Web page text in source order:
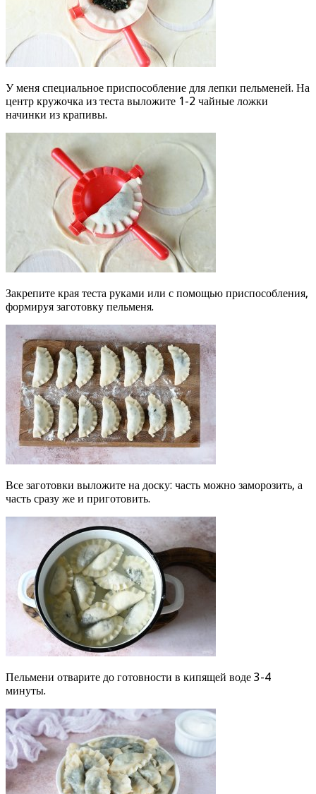
У меня специальное приспособление для лепки пельменей. На
центр кружочка из теста выложите 1-2 чайные ложки
начинки из крапивы.
Закрепите края теста руками или с помощью приспособления,
формируя заготовку пельменя.
Все заготовки выложите на доску: часть можно заморозить, а
часть сразу же и приготовить.
Пельмени отварите до готовности в кипящей воде 3-4
минуты.